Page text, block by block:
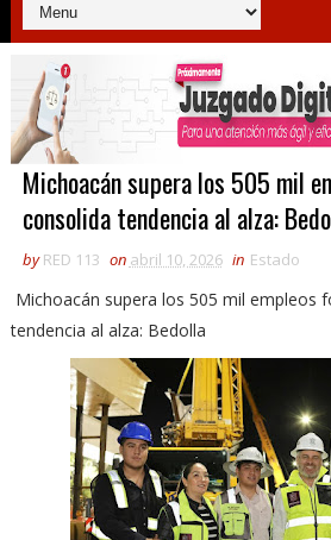
Michoacán supera los 505 mil
consolida tendencia al alza:
by RED 113 on abril 10, 2026 in Estado
Michoacán supera los 505 mil empleos
tendencia al alza: Bedolla